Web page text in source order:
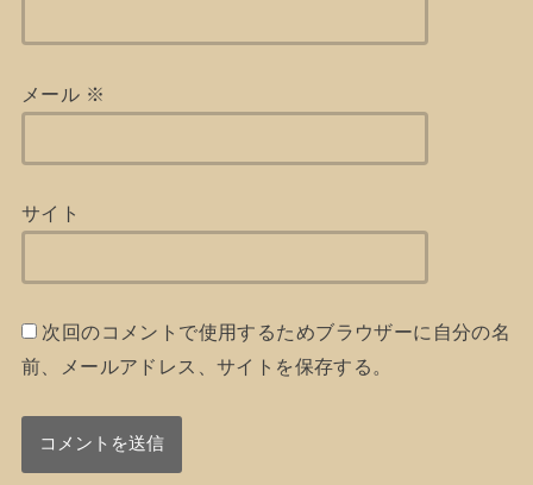
メール ※
サイト
次回のコメントで使用するためブラウザーに自分の名
前、メールアドレス、サイトを保存する。